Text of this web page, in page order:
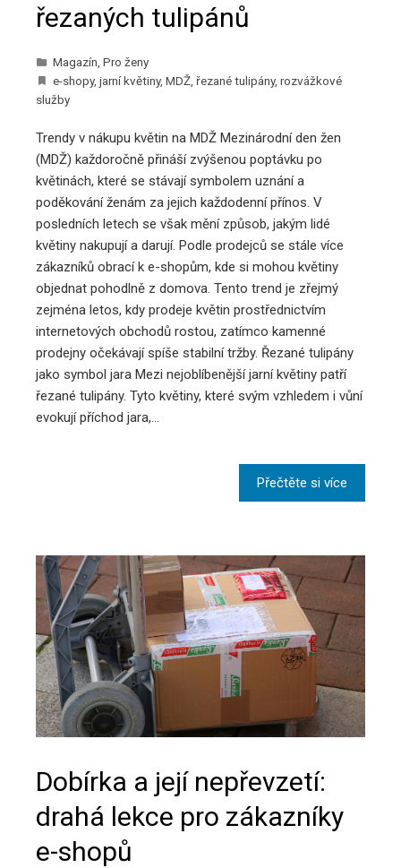
řezaných tulipánů
Magazín, Pro ženy
e-shopy, jarní květiny, MDŽ, řezané tulipány, rozvážkové
služby
Trendy v nákupu květin na MDŽ Mezinárodní den žen
(MDŽ) každoročně přináší zvýšenou poptávku po
květinách, které se stávají symbolem uznání a
poděkování ženám za jejich každodenní přínos. V
posledních letech se však mění způsob, jakým lidé
květiny nakupují a darují. Podle prodejců se stále více
zákazníků obrací k e-shopům, kde si mohou květiny
objednat pohodlně z domova. Tento trend je zřejmý
zejména letos, kdy prodeje květin prostřednictvím
internetových obchodů rostou, zatímco kamenné
prodejny očekávají spíše stabilní tržby. Řezané tulipány
jako symbol jara Mezi nejoblíbenější jarní květiny patří
řezané tulipány. Tyto květiny, které svým vzhledem i vůní
evokují příchod jara,…
Přečtěte si více
Dobírka a její nepřevzetí:
drahá lekce pro zákazníky
e-shopů